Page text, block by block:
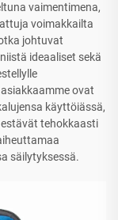
vaimentimena,
voimakkailta
johtuvat
ideaaliset sekä
ovat
käyttöiässä,
tehokkaasti
säilytyksessä.